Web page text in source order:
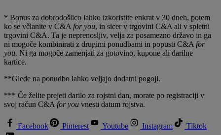
* Bonus za dobrodošlico lahko izkoristite enkrat v 30 dneh, potem
ko se včlanite v C&A for you, in sicer v trgovini C&A ali v spletni
trgovini C&A. Ta je neprenosljiv, velja za posamezno državo in ga
ni mogoče kombinirati z drugimi ponudbami in popusti C&A for
you. Ni ga mogoče zamenjati za gotovino, kupone ali darilne
kartice.
**Glede na ponudbo lahko veljajo dodatni pogoji.
*** Če želite prejeti darilo za rojstni dan, morate po registraciji v
svoj račun C&A for you vnesti datum rojstva.
Facebook Pinterest Youtube Instagram
Tiktok